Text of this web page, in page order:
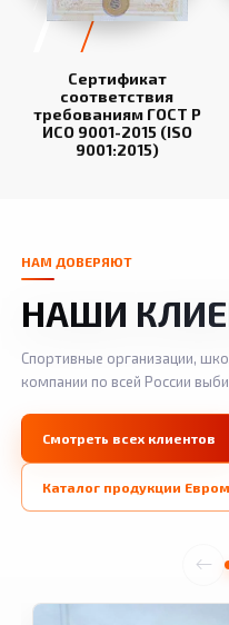
Сертификат
соответствия
требованиям ГОСТ Р
ИСО 9001-2015 (ISO
9001:2015)
НАМ ДОВЕРЯЮТ
НАШИ
Спортивные организации,
компании по всей России
Смотреть всех клиентов
Каталог продукции